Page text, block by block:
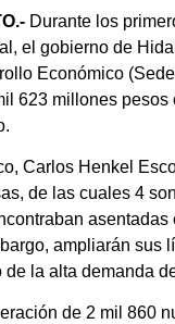
Durante los
el gobierno de
Económico
623 millones pesos
Carlos Henkel
de las cuales 4
asentadas
ampliarán sus
la alta demanda
de 2 mil 860